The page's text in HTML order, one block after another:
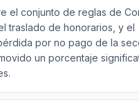
el conjunto de reglas de
traslado de honorarios, y el
por no pago de la
un porcentaje